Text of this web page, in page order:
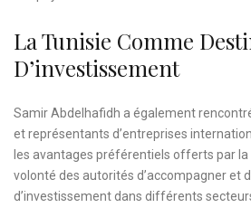
La Tunisie Comme
D’investissement
Samir Abdelhafidh a également
et représentants d’entreprises
les avantages préférentiels offerts par
volonté des autorités d’accompagner et
d’investissement dans différents